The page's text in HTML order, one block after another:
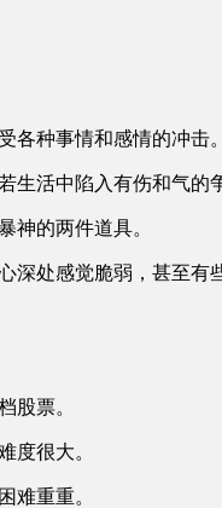
种事情和感情的冲击
活中陷入有伤和气的
神的两件道具。
深处感觉脆弱，甚至
股票。
度很大。
难重重。